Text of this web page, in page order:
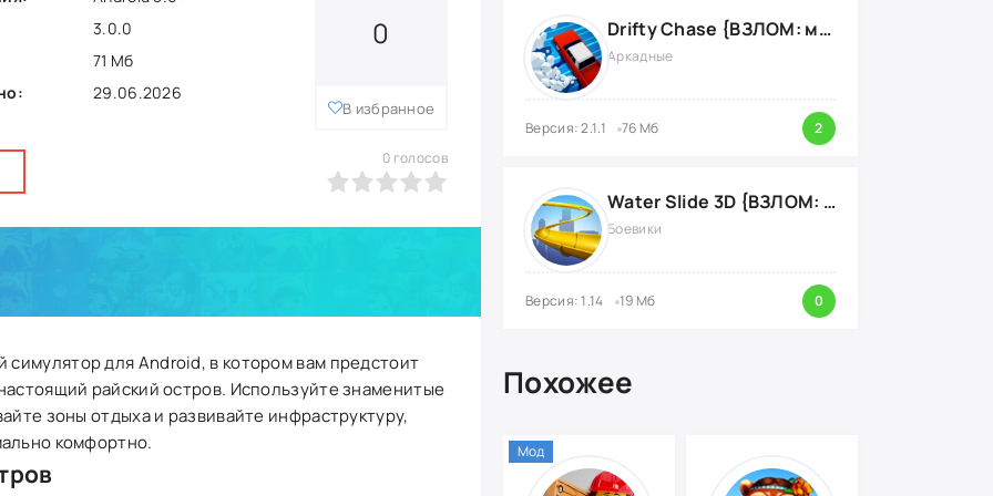
3.0.0
71 Мб
29.06.2026
0
В избранное
0 голосов
симулятор для Android, в котором вам предстоит
райский остров. Используйте знаменитые
зоны отдыха и развивайте инфраструктуру,
комфортно.
Drifty Chase {ВЗЛОМ: много денег}
Аркадные
Версия: 2.1.1 76 Мб 2
Water Slide 3D {ВЗЛОМ: на деньги}
Боевики
Версия: 1.14 19 Мб 0
Похожее
Мод